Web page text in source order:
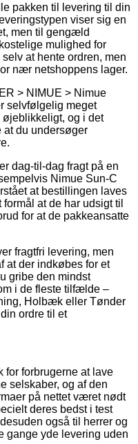
pakken til levering til din
viser sig en
men til gengæld
mulighed for
at hente ordren, men
nær netshoppens lager.
> NIMUE > Nimue
selvfølgelig meget
og i det
at du undersøger
dag-til-dag fragt på en
Nimue Sun-C
at bestillingen laves
at de har udsigt til
for at de pakkeansatte
fragtfri levering, men
at der indkøbes for et
gribe den mindst
i de fleste tilfælde –
Holbæk eller Tønder
ordre til et
for forbrugerne at lave
selskaber, og af den
på nettet været nødt
deres bedst i test
også til herrer og
gange yde levering uden